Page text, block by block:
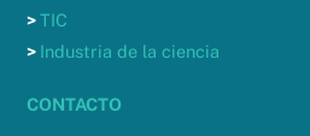
>TIC
> Industria de la ciencia
CONTACTO